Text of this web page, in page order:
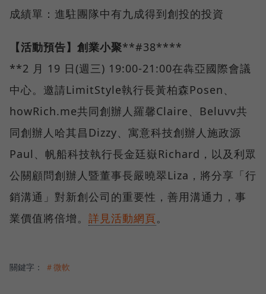
成績單：進駐團隊中有九成得到創投的投資
【活動預告】創業小聚**#38****
**2 月 19 日(週三) 19:00-21:00在犇亞國際會議
中心。邀請LimitStyle執行長黃柏森Posen、
howRich.me共同創辦人羅馨Claire、Beluvv共
同創辦人哈其昌Dizzy、寓意科技創辦人施政源
Paul、帆船科技執行長金廷嶽Richard，以及利眾
公關顧問創辦人暨董事長嚴曉翠Liza，將分享「行
銷溝通」對新創公司的重要性，善用溝通力，事
業價值將倍增。 詳見活動網頁。
關鍵字： ＃微軟